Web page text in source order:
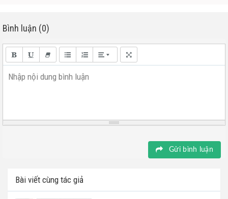
Bình luận (0)
Nhập nội dung bình luận
Gửi bình luận
Bài viết cùng tác giả